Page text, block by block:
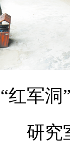
红军
研究